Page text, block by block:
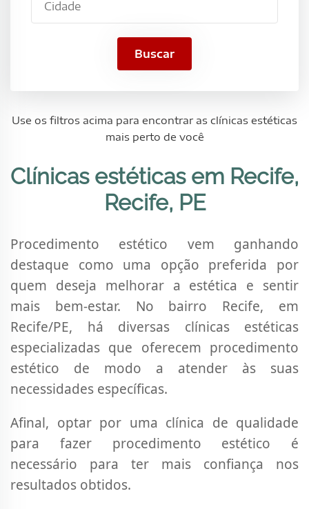
Buscar
Use os filtros acima para encontrar as clínicas estéticas
mais perto de você
Clínicas estéticas em Recife,
Recife, PE
Procedimento estético vem ganhando
destaque como uma opção preferida por
quem deseja melhorar a estética e sentir
mais bem-estar. No bairro Recife, em
Recife/PE, há diversas clínicas estéticas
especializadas que oferecem procedimento
estético de modo a atender às suas
necessidades específicas.
Afinal, optar por uma clínica de qualidade
para fazer procedimento estético é
necessário para ter mais confiança nos
resultados obtidos.